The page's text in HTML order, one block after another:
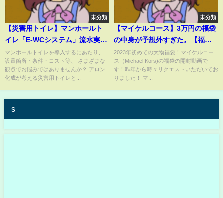
未分類
【災害用トイレ】マンホールト
イレ「E-WCシステム」流水実験
【オール塩ビ】
マンホールトイレを導入するにあたり、
設置箇所・条件・コスト等、 さまざまな
観点でお悩みではありませんか？ アロン
化成が考える災害用トイレと...
未分類
【マイケルコース】3万円の福袋
の中身が予想外すぎた。【福袋
2023】
2023年初めての大物福袋！マイケルコー
ス（Michael Kors)の福袋の開封動画で
す！昨年から時々リクエストいただいてお
りました！ マ...
s